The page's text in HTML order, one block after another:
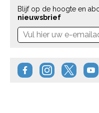
Blijf op de hoogte en
nieuwsbrief